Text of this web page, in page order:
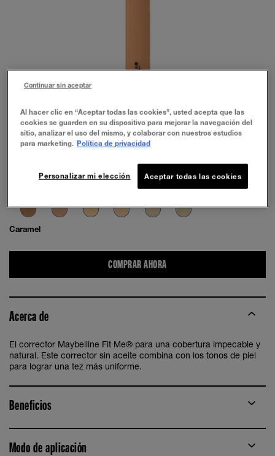
Caramel
PRUÉBALO
COMPRAR AHORA
Acerca de
El corrector Maybelline Fit Me® para una cobertura impecable y
natural. Este corrector sin aceite combina con los tonos de piel
para lograr una tez más uniforme.
Beneficios
Modo de aplicación
Al hacer clic en “Aceptar todas las cookies”, usted acepta que las
cookies se guarden en su dispositivo para mejorar la navegación del
sitio, analizar el uso del mismo, y colaborar con nuestros estudios
para marketing. Política de privacidad
Aceptar todas las cookies
Personalizar mi elección
Continuar sin aceptar